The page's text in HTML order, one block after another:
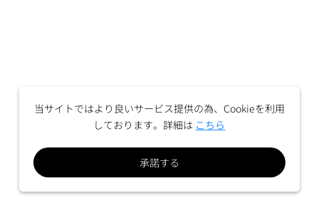
当サイトではより良いサービス提供の為、Cookieを利用
しております。詳細は こちら
承諾する